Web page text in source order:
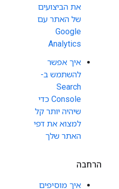
את הביצועים
של האתר עם
Google
Analytics
איך אפשר
להשתמש ב-
Search
Console כדי
שיהיה יותר קל
למצוא את דפי
האתר שלך
הרחבה
איך מוסיפים